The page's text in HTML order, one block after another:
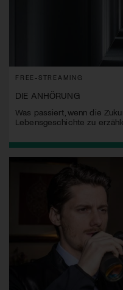
FREE-STREAMING
DIE ANHÖRUNG
Was passiert, wenn die
Lebensgeschichte zu